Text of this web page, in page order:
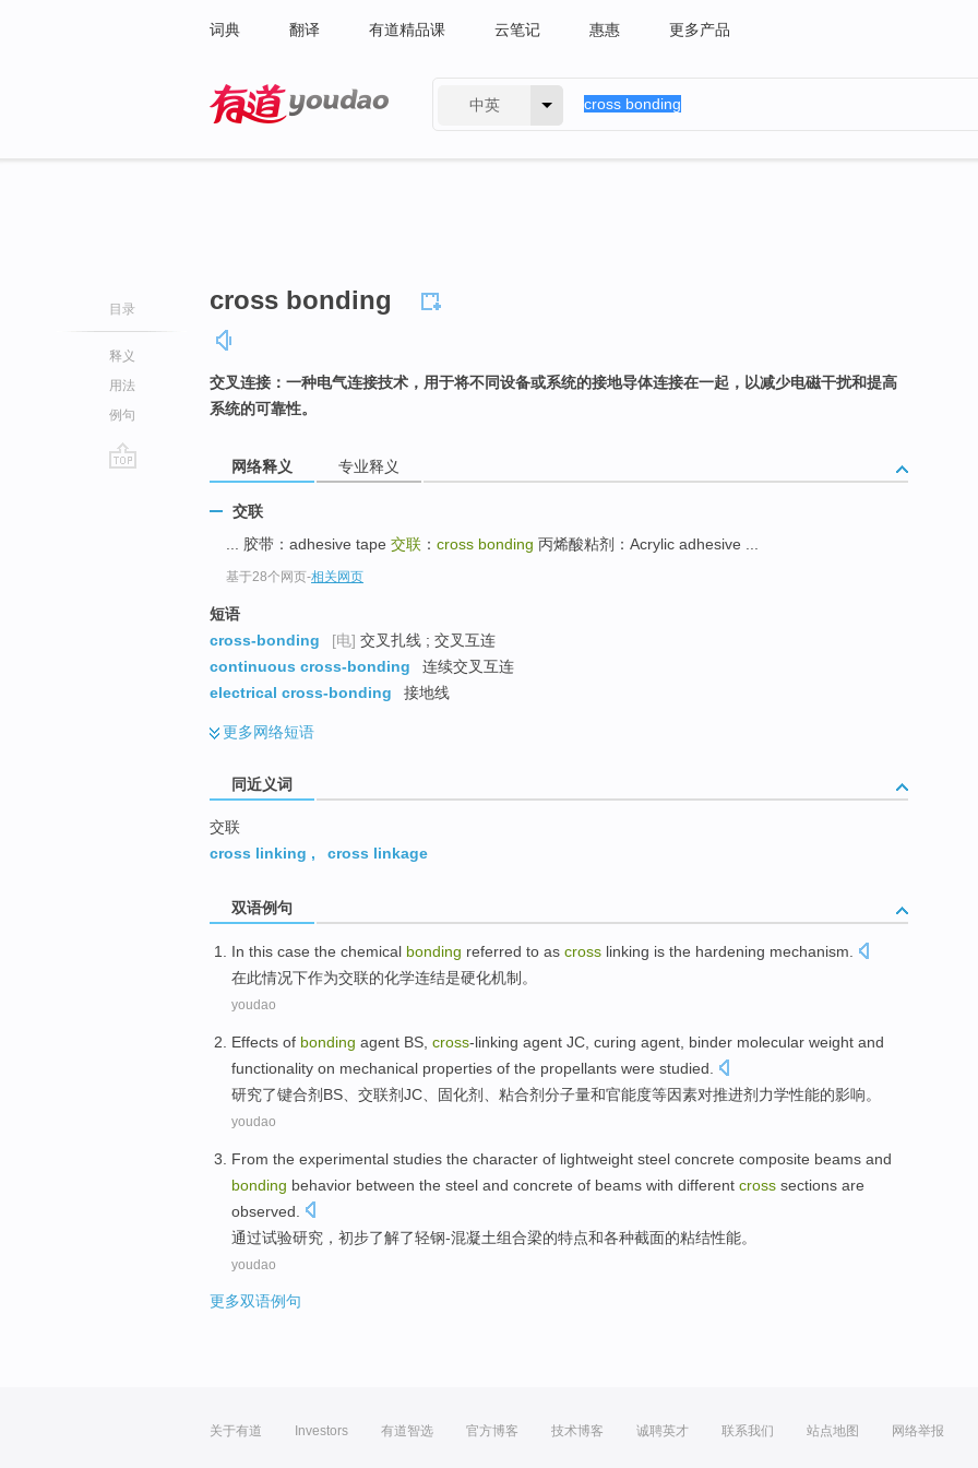
词典 翻译 有道精品课 云笔记 惠惠 更多产品
中英
目录
释义
用法
例句
cross bonding
交叉连接：一种电气连接技术，用于将不同设备或系统的接地导体连接在一起，以减少电磁干扰和提高
系统的可靠性。
网络释义 专业释义
交联
... 胶带：adhesive tape 交联 ： cross bonding 丙烯酸粘剂：Acrylic adhesive ...
基于28个网页-相关网页
短语
cross-bonding
[电] 交叉扎线 ; 交叉互连
continuous cross-bonding
连续交叉互连
electrical cross-bonding
接地线
更多网络短语
同近义词
交联
cross linking , cross linkage
双语例句
In this case the chemical bonding referred to as cross linking is the hardening mechanism
在此情况下作为交联的化学连结是硬化机制 。
youdao
Effects of bonding agent BS cross-linking agent JC curing agent binder molecular weight and
functionality on mechanical properties of the propellants were studied.
研究了键合剂 BS 交联剂JC 固化剂 粘合剂分子量和官能度等因素对推进剂 力学性能的影响。
youdao
From the experimental studies the character of lightweight steel concrete composite beams and
bonding behavior between the steel and concrete of beams with different cross sections are
observed.
通过试验研究 ，初步了解了轻钢-混凝土组合梁的特点和各种截面的粘结性能。
youdao
更多双语例句
关于有道 Investors 有道智选 官方博客 技术博客 诚聘英才 联系我们 站点地图 网络举报